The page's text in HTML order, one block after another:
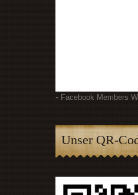
- Facebook Members
Unser QR-